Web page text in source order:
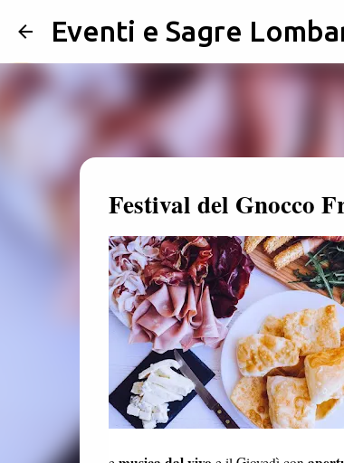
Eventi e Sagre
Festival del Gnocco